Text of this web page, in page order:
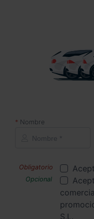
Nombre
S.L.